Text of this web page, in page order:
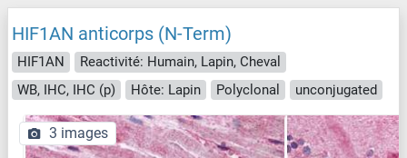
HIF1AN anticorps (N-Term)
HIF1AN
Reactivité: Humain, Lapin, Cheval
WB, IHC, IHC (p)
Hôte: Lapin Polyclonal unconjugated
3 images